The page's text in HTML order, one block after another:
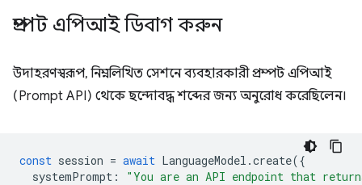
প্রম্পট এপিআই ডিবাগ করুন
উদাহরণস্বরূপ, নিম্নলিখিত সেশনে ব্যবহারকারী প্রম্পট এপিআই
(Prompt API) থেকে ছন্দোবদ্ধ শব্দের জন্য অনুরোধ করেছিলেন।
const session = await LanguageModel .create({
systemPrompt :
"You are an API endpoint that